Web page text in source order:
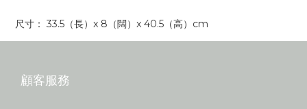
尺寸： 33.5（長）x 8（闊）x 40.5（高）cm
顧客服務